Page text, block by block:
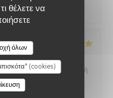
θέλετε να
όλων
(cookies)
Innocenti
2
Μενού :5/5 Ποιότητα / Τιμή :